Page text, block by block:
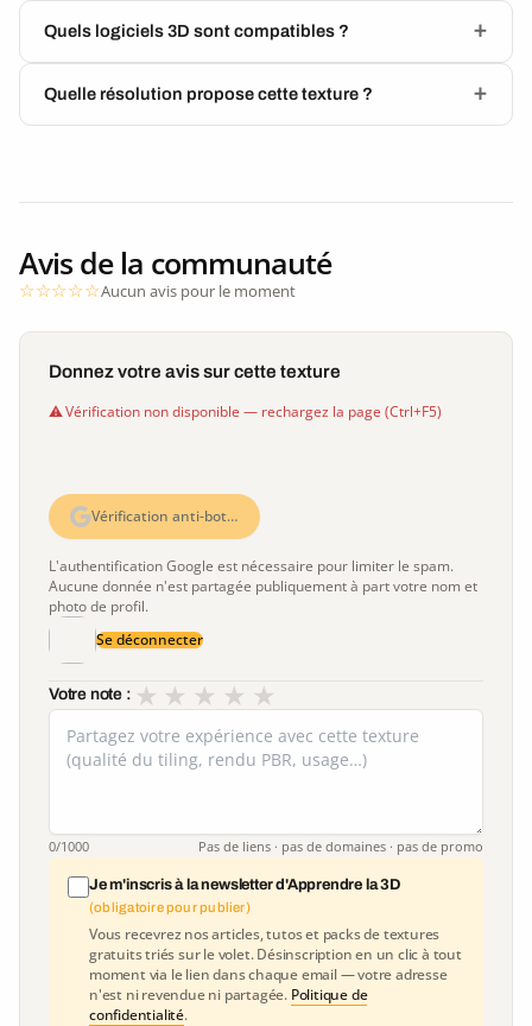
Quels logiciels 3D sont compatibles ?
Quelle résolution propose cette texture ?
Avis de la communauté
Aucun avis pour le moment
Donnez votre avis sur cette texture
Vérification non disponible — rechargez la page (Ctrl+F5)
Vérification anti-bot…
L'authentification Google est nécessaire pour limiter le spam.
Aucune donnée n'est partagée publiquement à part votre nom et
photo de profil.
Se déconnecter
Votre note : ★
★
★
★
★
0/1000 Pas de liens · pas de domaines · pas de promo
Je m'inscris à la newsletter d'Apprendre la 3D
(obligatoire pour publier)
Vous recevrez nos articles, tutos et packs de textures
gratuits triés sur le volet. Désinscription en un clic à tout
moment via le lien dans chaque email — votre adresse
n'est ni revendue ni partagée. Politique de
confidentialité.